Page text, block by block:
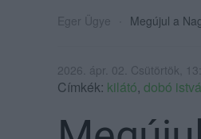
Eger Ügye Megújul a
2026. ápr. 02. Csütörtök,
Címkék: kilátó, dobó